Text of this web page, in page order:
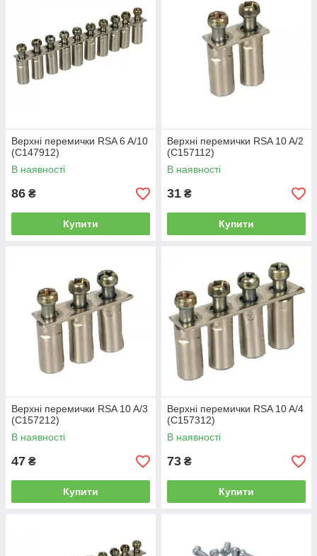
Верхні перемички RSA 6 A/10
(C147912)
В наявності
86 ₴
Купити
Верхні перемички RSA 10 A/2
(C157112)
В наявності
31 ₴
Купити
Верхні перемички RSA 10 A/3
(C157212)
В наявності
47 ₴
Купити
Верхні перемички RSA 10 A/4
(C157312)
В наявності
73 ₴
Купити